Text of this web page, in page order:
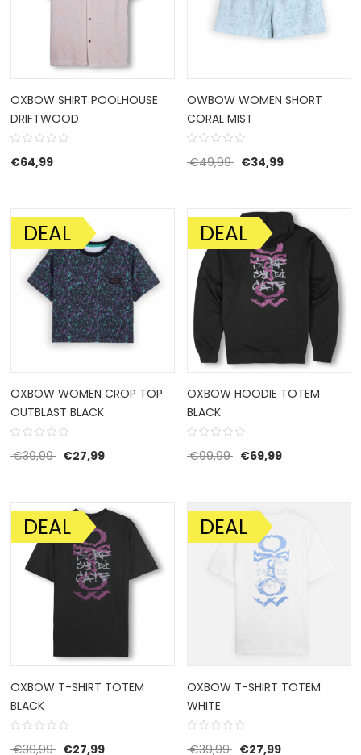
OXBOW SHIRT POOLHOUSE
DRIFTWOOD
€64,99
OWBOW WOMEN SHORT
CORAL MIST
€49,99 Oorspronkelijke prijs
€34,99Huidige prijs
AANBIEDING!
DEAL
OXBOW WOMEN CROP TOP
OUTBLAST BLACK
€39,99 Oorspronkelijke prijs was: €39,99.
€27,99Huidige prijs is: €27,99.
AANBIEDING!
DEAL
OXBOW HOODIE TOTEM
BLACK
€99,99 Oorspronkelijke prijs
€69,99Huidige prijs
AANBIEDING!
DEAL
OXBOW T-SHIRT TOTEM
BLACK
€39,99 Oorspronkelijke prijs was: €39,99.
€27,99Huidige prijs is: €27,99.
AANBIEDING!
DEAL
OXBOW T-SHIRT TOTEM
WHITE
€39,99 Oorspronkelijke prijs
€27,99Huidige prijs